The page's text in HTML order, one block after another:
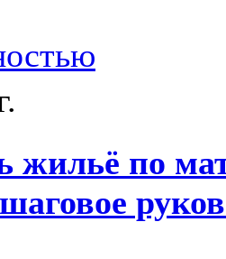
жильё по